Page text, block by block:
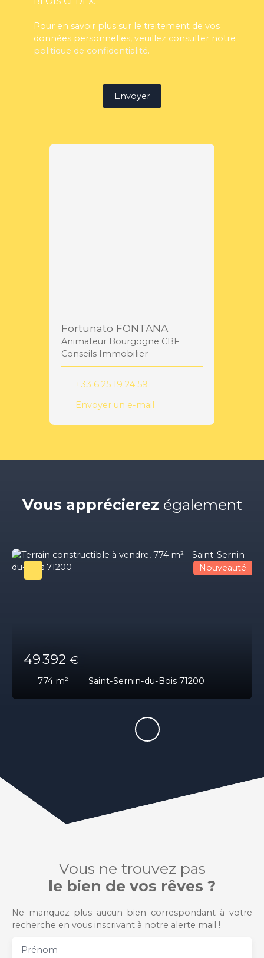
Pour en savoir plus sur le traitement de vos
données personnelles, veuillez consulter notre
politique de confidentialité.
Envoyer
Fortunato FONTANA
Animateur Bourgogne CBF
Conseils Immobilier
+33 6 25 19 24 59
Envoyer un e-mail
Vous apprécierez également
49 392 €
774 m² Saint-Sernin-du-Bois 71200
Nouveauté
Vous ne trouvez pas
le bien de vos rêves ?
Ne manquez plus aucun bien correspondant à votre
recherche en vous inscrivant à notre alerte mail !
Prénom